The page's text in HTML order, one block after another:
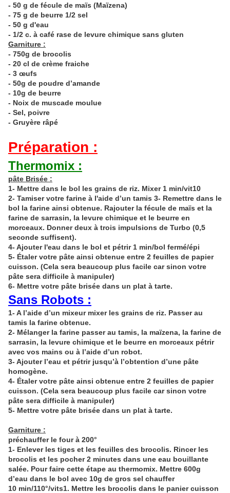
- 50 g de fécule de maïs (Maïzena)
- 75 g de beurre 1/2 sel
- 50 g d'eau
- 1/2 c. à café rase de levure chimique sans gluten
Garniture :
- 750g de brocolis
- 20 cl de crème fraiche
- 3 œufs
- 50g de poudre d’amande
- 10g de beurre
- Noix de muscade moulue
- Sel, poivre
- Gruyère râpé
Préparation :
Thermomix :
pâte Brisée :
1- Mettre dans le bol les grains de riz. Mixer 1 min/vit10
2- Tamiser votre farine à l'aide d’un tamis 3- Remettre dans le
bol la farine ainsi obtenue. Rajouter la fécule de maïs et la
farine de sarrasin, la levure chimique et le beurre en
morceaux. Donner deux à trois impulsions de Turbo (0,5
seconde suffisent).
4- Ajouter l'eau dans le bol et pétrir 1 min/bol fermé/épi
5- Étalervotre pâte ainsi obtenue entre 2 feuilles de papier
cuisson. (Cela sera beaucoup plus facile car sinon votre
pâte sera difficile à manipuler)
6- Mettre votre pâte brisée dans un plat à tarte.
Sans Robots :
1- A l’aide d’un mixeur mixer les grains de riz. Passer au
tamis la farine obtenue.
2- Mélanger la farine passer au tamis, la maïzena, la farine de
sarrasin, la levure chimique et le beurre en morceaux pétrir
avec vos mains ou à l’aide d’un robot.
3- Ajouter l’eau et pétrir jusqu’à l’obtention d’une pâte
homogène.
4- Étalervotre pâte ainsi obtenue entre 2 feuilles de papier
cuisson. (Cela sera beaucoup plus facile car sinon votre
pâte sera difficile à manipuler)
5- Mettre votre pâte brisée dans un plat à tarte.
Garniture :
préchaufferle four à 200°
1- Enlever les tiges et les feuilles des brocolis. Rincer les
brocolis et les pocher 2 minutes dans une eau bouillante
salée. Pour faire cette étape au thermomix. Mettre 600g
d’eau dans le bol avec 10g de gros sel chauffer
10 min/110°/vits1. Mettre les brocolis dans le panier cuisson